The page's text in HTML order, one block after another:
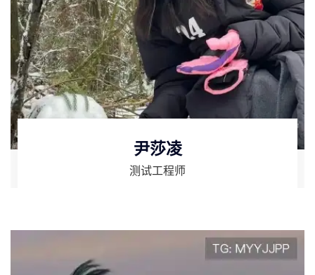
尹莎凌
测试工程师